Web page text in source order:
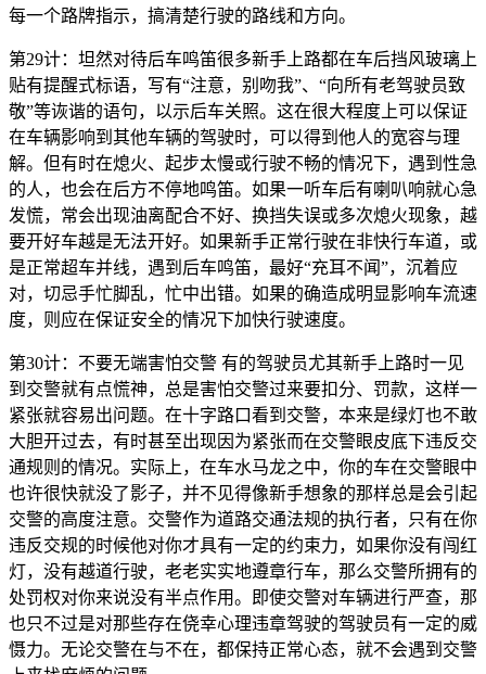
每一个路牌指示，搞清楚行驶的路线和方向。
第29计：坦然对待后车鸣笛很多新手上路都在车后挡风玻璃上
贴有提醒式标语，写有“注意，别吻我”、“向所有老驾驶员致
敬”等诙谐的语句，以示后车关照。这在很大程度上可以保证
在车辆影响到其他车辆的驾驶时，可以得到他人的宽容与理
解。但有时在熄火、起步太慢或行驶不畅的情况下，遇到性急
的人，也会在后方不停地鸣笛。如果一听车后有喇叭响就心急
发慌，常会出现油离配合不好、换挡失误或多次熄火现象，越
要开好车越是无法开好。如果新手正常行驶在非快行车道，或
是正常超车并线，遇到后车鸣笛，最好“充耳不闻”，沉着应
对，切忌手忙脚乱，忙中出错。如果的确造成明显影响车流速
度，则应在保证安全的情况下加快行驶速度。
第30计：不要无端害怕交警 有的驾驶员尤其新手上路时一见
到交警就有点慌神，总是害怕交警过来要扣分、罚款，这样一
紧张就容易出问题。在十字路口看到交警，本来是绿灯也不敢
大胆开过去，有时甚至出现因为紧张而在交警眼皮底下违反交
通规则的情况。实际上，在车水马龙之中，你的车在交警眼中
也许很快就没了影子，并不见得像新手想象的那样总是会引起
交警的高度注意。交警作为道路交通法规的执行者，只有在你
违反交规的时候他对你才具有一定的约束力，如果你没有闯红
灯，没有越道行驶，老老实实地遵章行车，那么交警所拥有的
处罚权对你来说没有半点作用。即使交警对车辆进行严查，那
也只不过是对那些存在侥幸心理违章驾驶的驾驶员有一定的威
慑力。无论交警在与不在，都保持正常心态，就不会遇到交警